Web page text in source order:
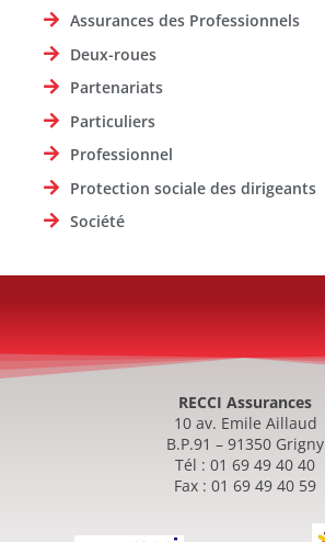
Assurances des Professionnels
Deux-roues
Partenariats
Particuliers
Professionnel
Protection sociale des dirigeants
Société
RECCI Assurances
10 av. Emile Aillaud
B.P.91 – 91350 Grigny
Tél : 01 69 49 40 40
Fax : 01 69 49 40 59